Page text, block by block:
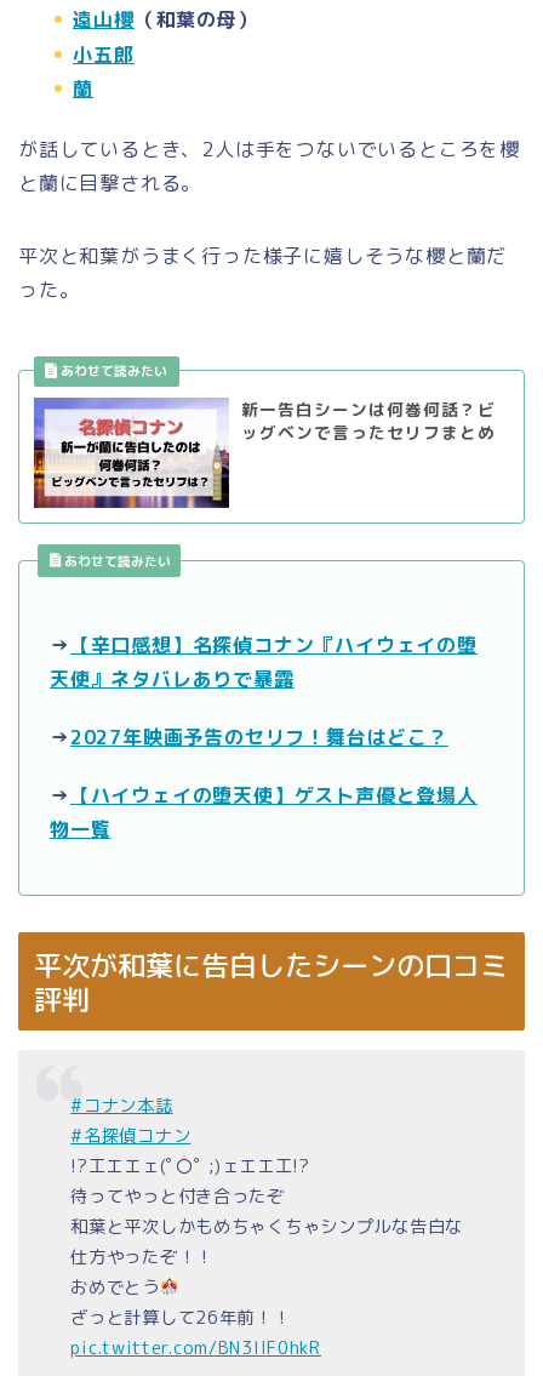
遠山櫻 （和葉の母）
小五郎
蘭
が話しているとき、2人は手をつないでいるところを櫻
と蘭に目撃される。
平次と和葉がうまく行った様子に嬉しそうな櫻と蘭だ
った。
新一告白シーンは何巻何話？ビ
ッグベンで言ったセリフまとめ
あわせて読みたい
→ 【辛口感想】名探偵コナン『ハイウェイの堕
天使』ネタバレありで暴露
→2027年映画予告のセリフ！舞台はどこ？
→ 【ハイウェイの堕天使】ゲスト声優と登場人
物一覧
平次が和葉に告白したシーンの口コミ
評判
#コナン本誌
#名探偵コナン
!?工エエェ(ﾟ〇ﾟ ;)ェエエ工!?
待ってやっと付き合ったぞ
和葉と平次しかもめちゃくちゃシンプルな告白な
仕方やったぞ！！
おめでとう
ざっと計算して26年前！！
pic.twitter.com/BN3llF0hkR